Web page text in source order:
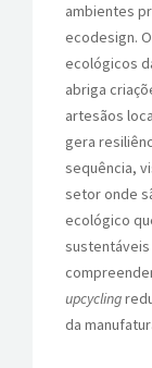
ambientes
ecodesign.
ecológicos
abriga
artesãos
gera
sequência,
setor onde
ecológico
upcycling
da